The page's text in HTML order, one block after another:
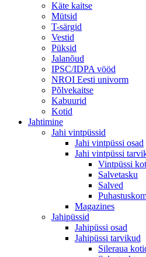
Käte kaitse
Mütsid
T-särgid
Vestid
Püksid
Jalanõud
IPSC/IDPA vööd
NROI Eesti univorm
Põlvekaitse
Kabuurid
Kotid
Jahtimine
Jahi vintpüssid
Jahi vintpüssi osad
Jahi vintpüssi
Vintpüssi
Salvetasku
Salved
Magazines
Jahipüssid
Jahipüssi osad
Jahipüssi tarvikud
Sileraua